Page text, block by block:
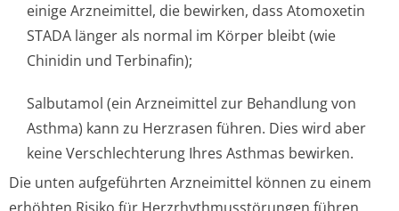
einige Arzneimittel, die bewirken, dass Atomoxetin
STADA länger als normal im Körper bleibt (wie
Chinidin und Terbinafin);
Salbutamol (ein Arzneimittel zur Behandlung von
Asthma) kann zu Herzrasen führen. Dies wird aber
keine Verschlechterung Ihres Asthmas bewirken.
Die unten aufgeführten Arzneimittel können zu einem